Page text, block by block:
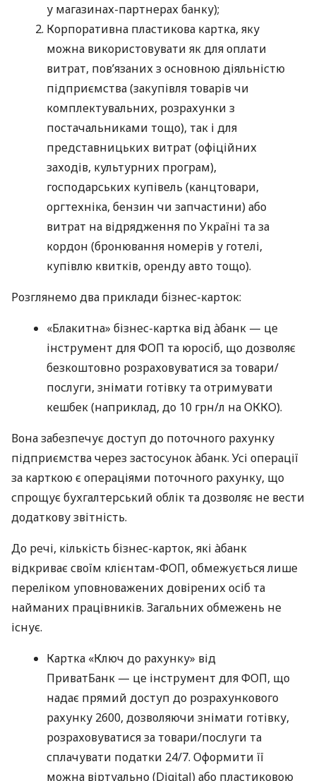
у магазинах-партнерах банку);
Корпоративна пластикова картка, яку
можна використовувати як для оплати
витрат, пов’язаних з основною діяльністю
підприємства (закупівля товарів чи
комплектувальних, розрахунки з
постачальниками тощо), так і для
представницьких витрат (офіційних
заходів, культурних програм),
господарських купівель (канцтовари,
оргтехніка, бензин чи запчастини) або
витрат на відрядження по Україні та за
кордон (бронювання номерів у готелі,
купівлю квитків, оренду авто тощо).
Розглянемо два приклади бізнес-карток:
«Блакитна» бізнес-картка від àбанк — це
інструмент для ФОП та юросіб, що дозволяє
безкоштовно розраховуватися за товари/
послуги, знімати готівку та отримувати
кешбек (наприклад, до 10 грн/л на ОККО).
Вона забезпечує доступ до поточного рахунку
підприємства через застосунок àбанк. Усі операції
за карткою є операціями поточного рахунку, що
спрощує бухгалтерський облік та дозволяє не вести
додаткову звітність.
До речі, кількість бізнес-карток, які àбанк
відкриває своїм клієнтам-ФОП, обмежується лише
переліком уповноважених довірених осіб та
найманих працівників. Загальних обмежень не
існує.
Картка «Ключ до рахунку» від
ПриватБанк — це інструмент для ФОП, що
надає прямий доступ до розрахункового
рахунку 2600, дозволяючи знімати готівку,
розраховуватися за товари/послуги та
сплачувати податки 24/7. Оформити її
можна віртуально (Digital) або пластиковою